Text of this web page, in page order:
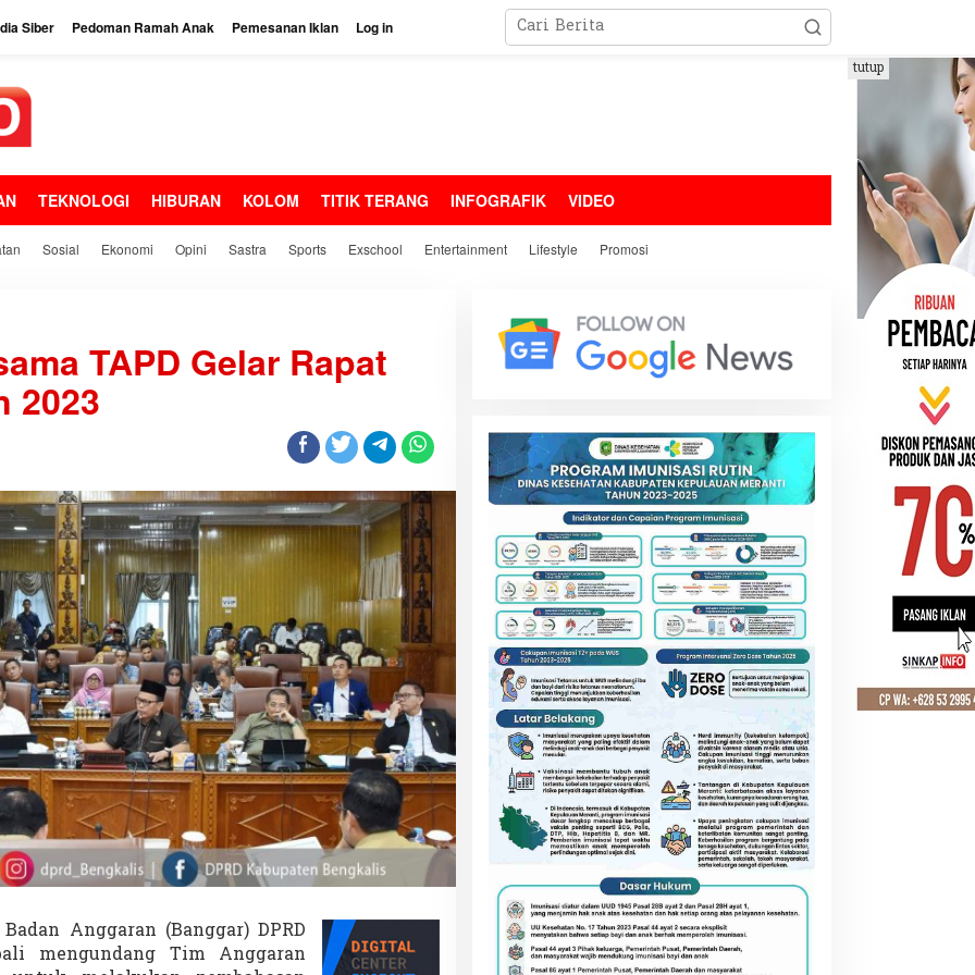
Siber Pedoman Ramah Anak Pemesanan Iklan Log in
TEKNOLOGI HIBURAN KOLOM TITIK TERANG INFOGRAFIK VIDEO
Sosial Ekonomi Opini Sastra Sports Exschool Entertainment Lifestyle Promosi
tutup
TAPD Gelar Rapat
2023
Anggaran (Banggar) DPRD
mengundang Tim Anggaran